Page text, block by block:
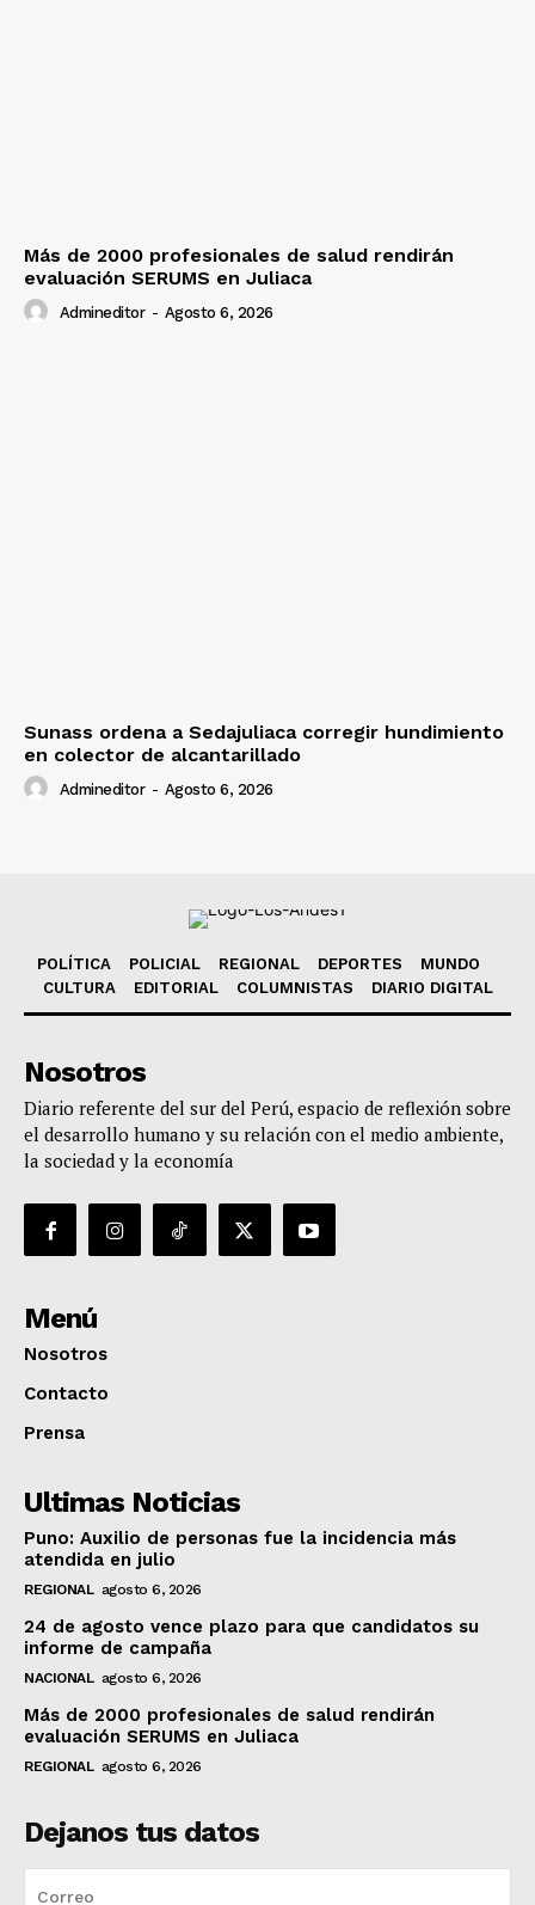
Más de 2000 profesionales de salud rendirán
evaluación SERUMS en Juliaca
Admineditor - Agosto 6, 2026
Sunass ordena a Sedajuliaca corregir hundimiento
en colector de alcantarillado
Admineditor - Agosto 6, 2026
POLÍTICA POLICIAL REGIONAL DEPORTES
MUNDO
CULTURA
EDITORIAL COLUMNISTAS DIARIO DIGITAL
Nosotros
Diario referente del sur del Perú, espacio de reflexión sobre
el desarrollo humano y su relación con el medio ambiente,
la sociedad y la economía
Menú
Nosotros
Contacto
Prensa
Ultimas Noticias
Puno: Auxilio de personas fue la incidencia más
atendida en julio
REGIONAL agosto 6, 2026
24 de agosto vence plazo para que candidatos su
informe de campaña
NACIONAL agosto 6, 2026
Más de 2000 profesionales de salud rendirán
evaluación SERUMS en Juliaca
REGIONAL agosto 6, 2026
Dejanos tus datos